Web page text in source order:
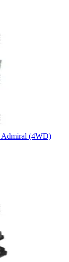
Admiral (4WD)